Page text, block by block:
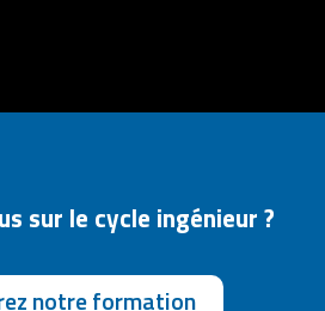
sur le cycle ingénieur ?
notre formation